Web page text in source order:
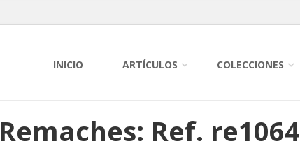
INICIO ARTÍCULOS COLECCIONES
Remaches: Ref. re1064